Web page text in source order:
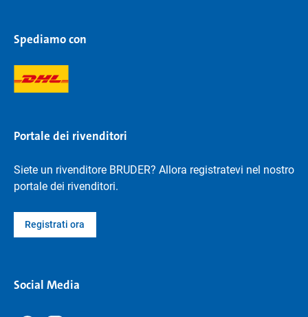
Spediamo con
Portale dei rivenditori
Siete un rivenditore BRUDER? Allora registratevi nel nostro
portale dei rivenditori.
Registrati ora
Social Media